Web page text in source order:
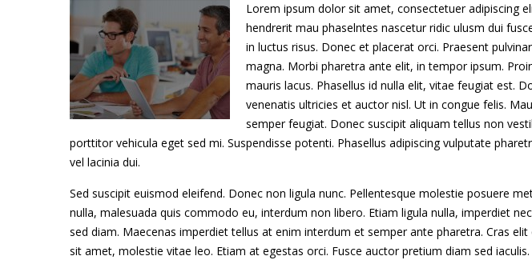
Lorem ipsum dolor sit amet, consectetuer adipiscing
hendrerit mau phaselntes nascetur ridic ulusm dui
in luctus risus. Donec et placerat orci. Praesent
magna. Morbi pharetra ante elit, in tempor ipsum.
mauris lacus. Phasellus id nulla elit, vitae feugiat est.
venenatis ultricies et auctor nisl. Ut in congue felis.
semper feugiat. Donec suscipit aliquam tellus non
porttitor vehicula eget sed mi. Suspendisse potenti. Phasellus adipiscing vulputate
vel lacinia dui.
Sed suscipit euismod eleifend. Donec non ligula nunc. Pellentesque molestie posuere
nulla, malesuada quis commodo eu, interdum non libero. Etiam ligula nulla, imperdiet
sed diam. Maecenas imperdiet tellus at enim interdum et semper ante pharetra. Cras
sit amet, molestie vitae leo. Etiam at egestas orci. Fusce auctor pretium diam sed